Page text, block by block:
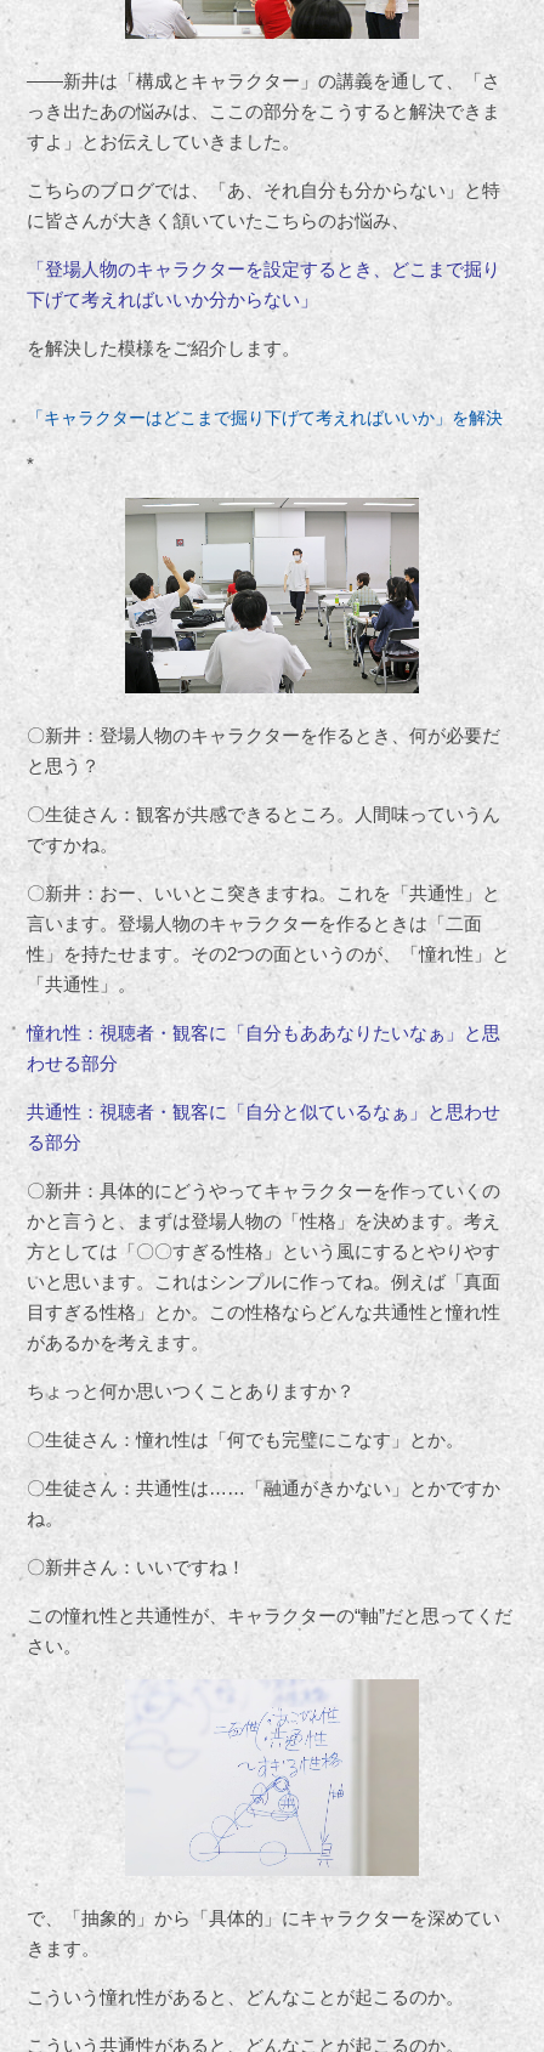
――新井は「構成とキャラクター」の講義を通して、「さ
っき出たあの悩みは、ここの部分をこうすると解決できま
すよ」とお伝えしていきました。
こちらのブログでは、「あ、それ自分も分からない」と特
に皆さんが大きく頷いていたこちらのお悩み、
「登場人物のキャラクターを設定するとき、どこまで掘り
下げて考えればいいか分からない」
を解決した模様をご紹介します。
「キャラクターはどこまで掘り下げて考えればいいか」を解決
*
〇新井：登場人物のキャラクターを作るとき、何が必要だ
と思う？
〇生徒さん：観客が共感できるところ。人間味っていうん
ですかね。
〇新井：おー、いいとこ突きますね。これを「共通性」と
言います。登場人物のキャラクターを作るときは「二面
性」を持たせます。その2つの面というのが、「憧れ性」と
「共通性」。
憧れ性：視聴者・観客に「自分もああなりたいなぁ」と思
わせる部分
共通性：視聴者・観客に「自分と似ているなぁ」と思わせ
る部分
〇新井：具体的にどうやってキャラクターを作っていくの
かと言うと、まずは登場人物の「性格」を決めます。考え
方としては「〇〇すぎる性格」という風にするとやりやす
いと思います。これはシンプルに作ってね。例えば「真面
目すぎる性格」とか。この性格ならどんな共通性と憧れ性
があるかを考えます。
ちょっと何か思いつくことありますか？
〇生徒さん：憧れ性は「何でも完璧にこなす」とか。
〇生徒さん：共通性は……「融通がきかない」とかですか
ね。
〇新井さん：いいですね！
この憧れ性と共通性が、キャラクターの“軸”だと思ってくだ
さい。
で、「抽象的」から「具体的」にキャラクターを深めてい
きます。
こういう憧れ性があると、どんなことが起こるのか。
こういう共通性があると、どんなことが起こるのか。